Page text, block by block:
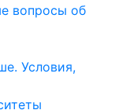
вопросы об
Условия,